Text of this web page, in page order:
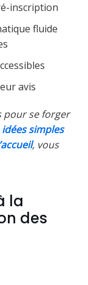
inscription
fluide
avis
pour se forger
idées simples
, vous
la
des